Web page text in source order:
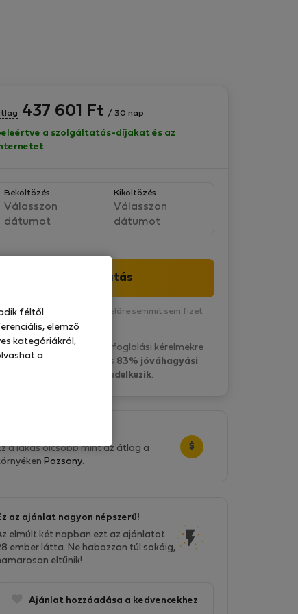
437 601 Ft / 30 nap
a szolgáltatás-díjakat és az
Beköltözés
Válasszon
dátumot
Kiköltözés
Válasszon
dátumot
Folytatás
Kötelezettség nélkül, egyelőre semmit sem fizet
Jaroslav V. általában a foglalási kérelmekre
4 óra belül válaszol
és 83% jóváhagyási
aránnyal rendelkezik.
a lakás olcsóbb mint az átlag a
Pozsony.
$
az ajánlat nagyon népszerű!
elmúlt két napban ezt az ajánlatot
ember látta. Ne habozzon túl sokáig,
eltűnik!
Ajánlat hozzáadása a kedvencekhez
féltől
elemző
kategóriákról,
a